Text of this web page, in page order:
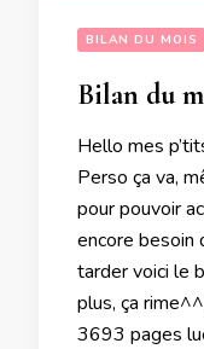
BILAN DU MOIS
Bilan du
Hello mes
Perso ça va,
pour pouvoir
encore besoin
tarder voici le
plus, ça
3693 pages